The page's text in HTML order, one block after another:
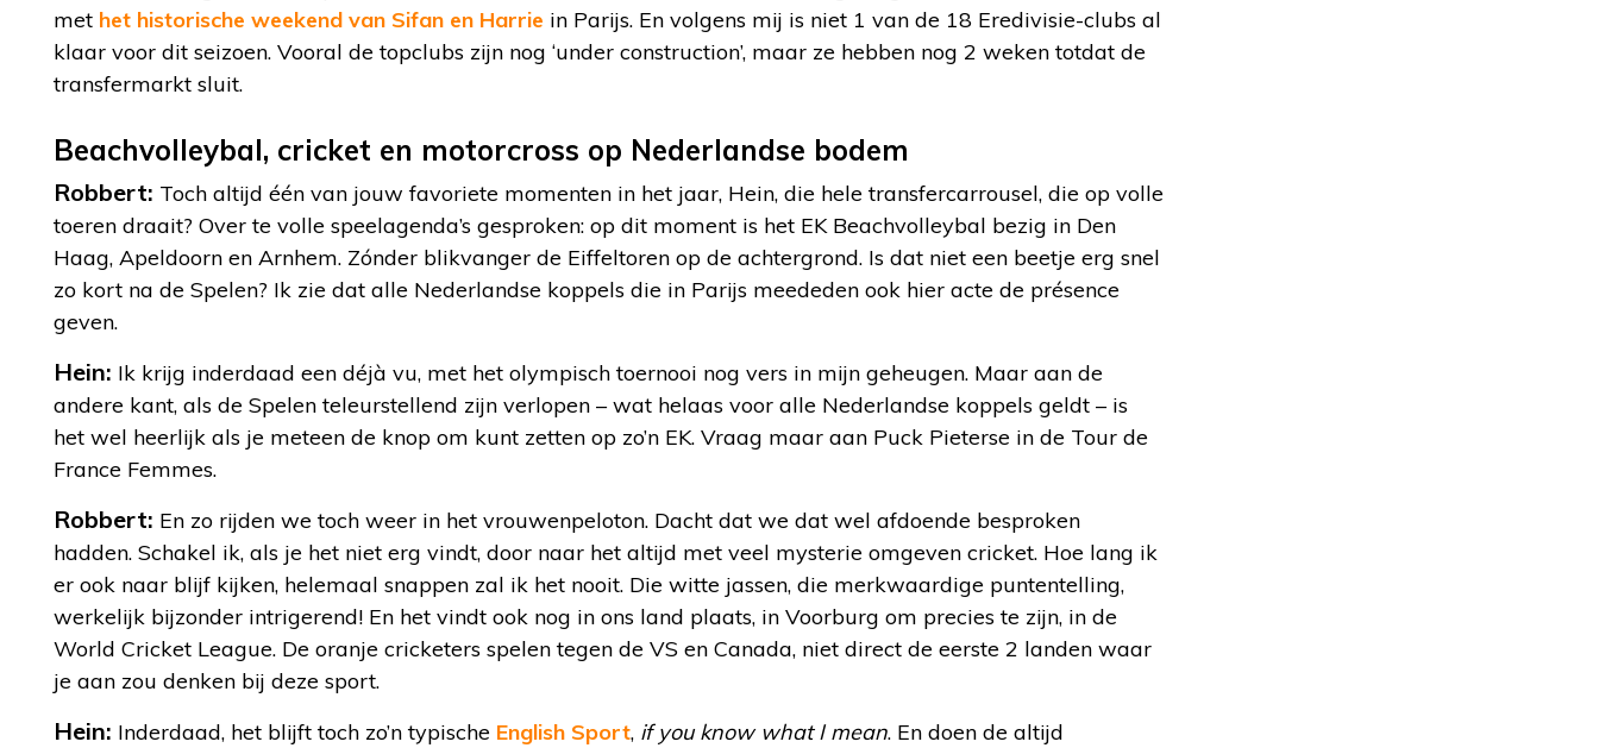
met het historische weekend van Sifan en Harrie in Parijs. En volgens mij is niet 1 van de 18 Eredivisie-clubs al
klaar voor dit seizoen. Vooral de topclubs zijn nog ‘under construction’, maar ze hebben nog 2 weken totdat de
transfermarkt sluit.
Beachvolleybal, cricket en motorcross op Nederlandse bodem
Robbert: Toch altijd één van jouw favoriete momenten in het jaar, Hein, die hele transfercarrousel, die op volle
toeren draait? Over te volle speelagenda’s gesproken: op dit moment is het EK Beachvolleybal bezig in Den
Haag, Apeldoorn en Arnhem. Zónder blikvanger de Eiffeltoren op de achtergrond. Is dat niet een beetje erg snel
zo kort na de Spelen? Ik zie dat alle Nederlandse koppels die in Parijs meededen ook hier acte de présence
geven.
Hein: Ik krijg inderdaad een déjà vu, met het olympisch toernooi nog vers in mijn geheugen. Maar aan de
andere kant, als de Spelen teleurstellend zijn verlopen – wat helaas voor alle Nederlandse koppels geldt – is
het wel heerlijk als je meteen de knop om kunt zetten op zo’n EK. Vraag maar aan Puck Pieterse in de Tour de
France Femmes.
Robbert: En zo rijden we toch weer in het vrouwenpeloton. Dacht dat we dat wel afdoende besproken
hadden. Schakel ik, als je het niet erg vindt, door naar het altijd met veel mysterie omgeven cricket. Hoe lang ik
er ook naar blijf kijken, helemaal snappen zal ik het nooit. Die witte jassen, die merkwaardige puntentelling,
werkelijk bijzonder intrigerend! En het vindt ook nog in ons land plaats, in Voorburg om precies te zijn, in de
World Cricket League. De oranje cricketers spelen tegen de VS en Canada, niet direct de eerste 2 landen waar
je aan zou denken bij deze sport.
Hein: Inderdaad, het blijft toch zo’n typische English Sport, if you know what I mean. En doen de altijd